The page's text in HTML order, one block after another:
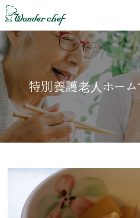
特別養護⽼⼈ホー